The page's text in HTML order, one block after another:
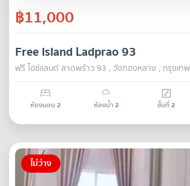
฿11,000
Free Island Ladprao 93
ฟรี ไอซ์แลนด์ ลาดพร้าว 93 , วังทองหลาง , กรุงเทพ
ห้องนอน 2 ห้องน้ำ2 ชั้นที่2
ไม่ว่าง